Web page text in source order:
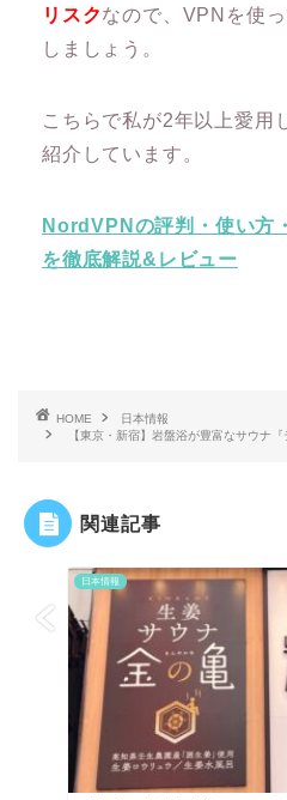
リスクなので、VPNを使
しましょう。
こちらで私が2年以上愛用
紹介しています。
NordVPNの評判・使い方
を徹底解説&レビュー
HOME
日本情報
【東京・新宿】岩盤浴が豊富なサウナ
関連記事
日本情報